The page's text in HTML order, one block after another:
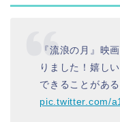
『流浪の月』映
りました！嬉し
できることがあ
pic.twitter.com/